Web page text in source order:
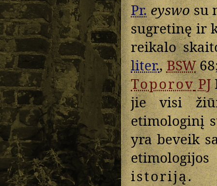
Pr. eyswosu
sugretinę ir
reikalo
liter.,BSW
ToporovPJ
jie visi
etimologinį
yra beveik
istoriją.